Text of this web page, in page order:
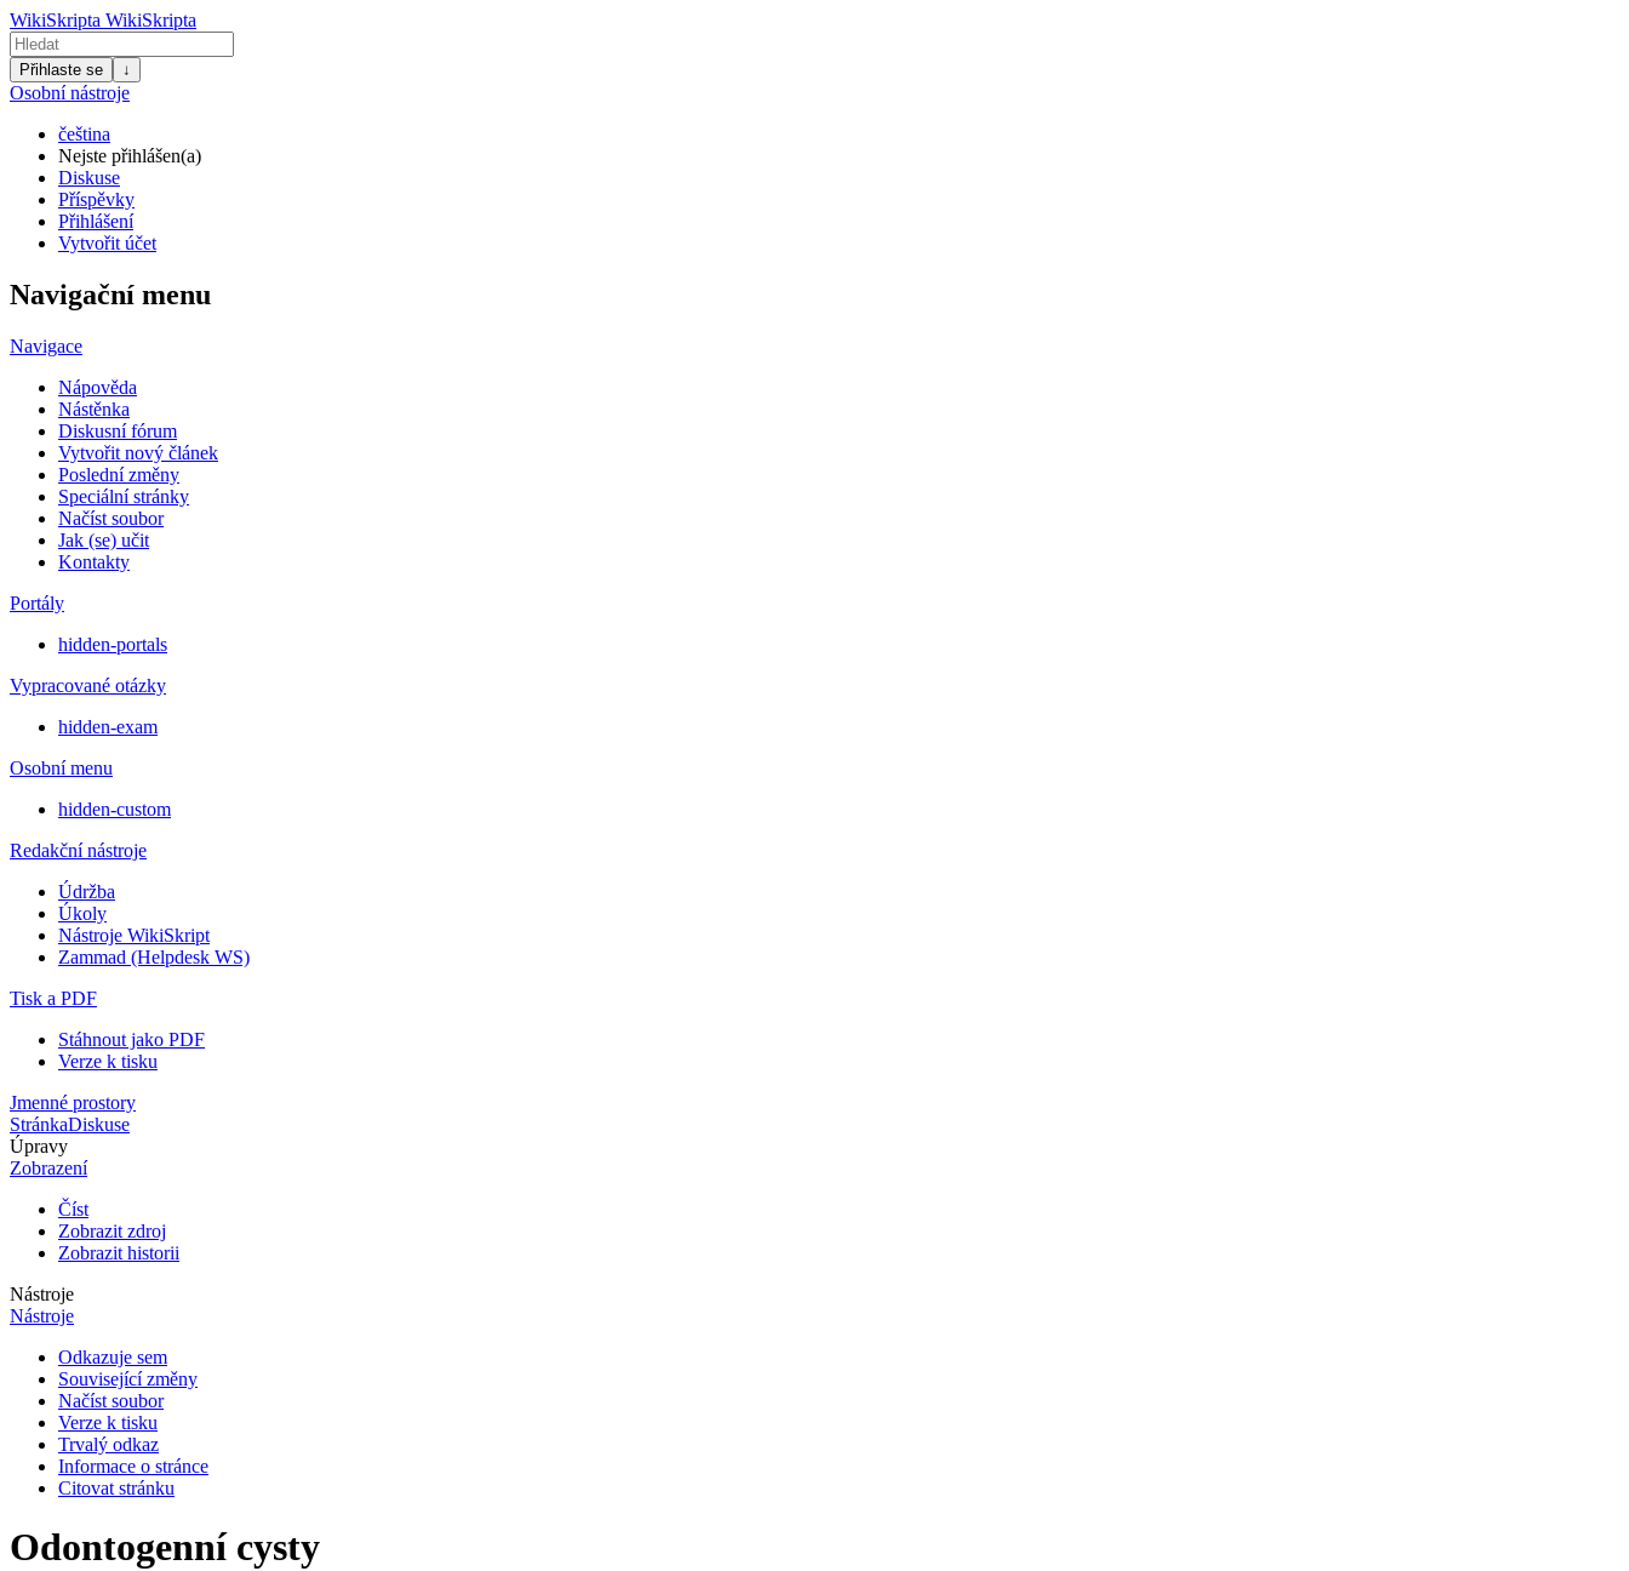
WikiSkripta WikiSkripta
Přihlaste se ↓
Osobní nástroje
čeština
Nejste přihlášen(a)
Diskuse
Příspěvky
Přihlášení
Vytvořit účet
Navigační menu
Navigace
Nápověda
Nástěnka
Diskusní fórum
Vytvořit nový článek
Poslední změny
Speciální stránky
Načíst soubor
Jak (se) učit
Kontakty
Portály
hidden-portals
Vypracované otázky
hidden-exam
Osobní menu
hidden-custom
Redakční nástroje
Údržba
Úkoly
Nástroje WikiSkript
Zammad (Helpdesk WS)
Tisk a PDF
Stáhnout jako PDF
Verze k tisku
Jmenné prostory
StránkaDiskuse
Úpravy
Zobrazení
Číst
Zobrazit zdroj
Zobrazit historii
Nástroje
Nástroje
Odkazuje sem
Související změny
Načíst soubor
Verze k tisku
Trvalý odkaz
Informace o stránce
Citovat stránku
Odontogenní cysty